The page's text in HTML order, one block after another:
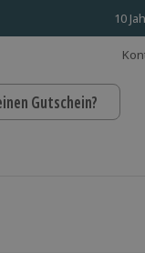
10
Gutschein?